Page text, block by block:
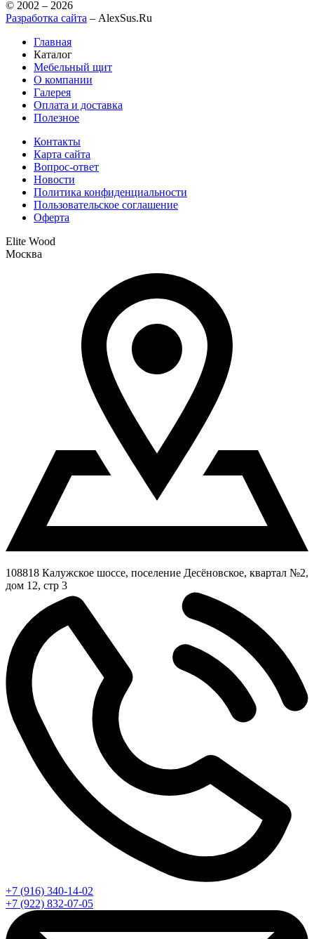
© 2002 – 2026
Разработка сайта – AlexSus.Ru
Главная
Каталог
Мебельный щит
О компании
Галерея
Оплата и доставка
Полезное
Контакты
Карта сайта
Вопрос-ответ
Новости
Политика конфиденциальности
Пользовательское соглашение
Оферта
Elite Wood
Москва
108818 Калужское шоссе, поселение Десёновское, квартал №2,
дом 12, стр 3
+7 (916) 340-14-02
+7 (922) 832-07-05